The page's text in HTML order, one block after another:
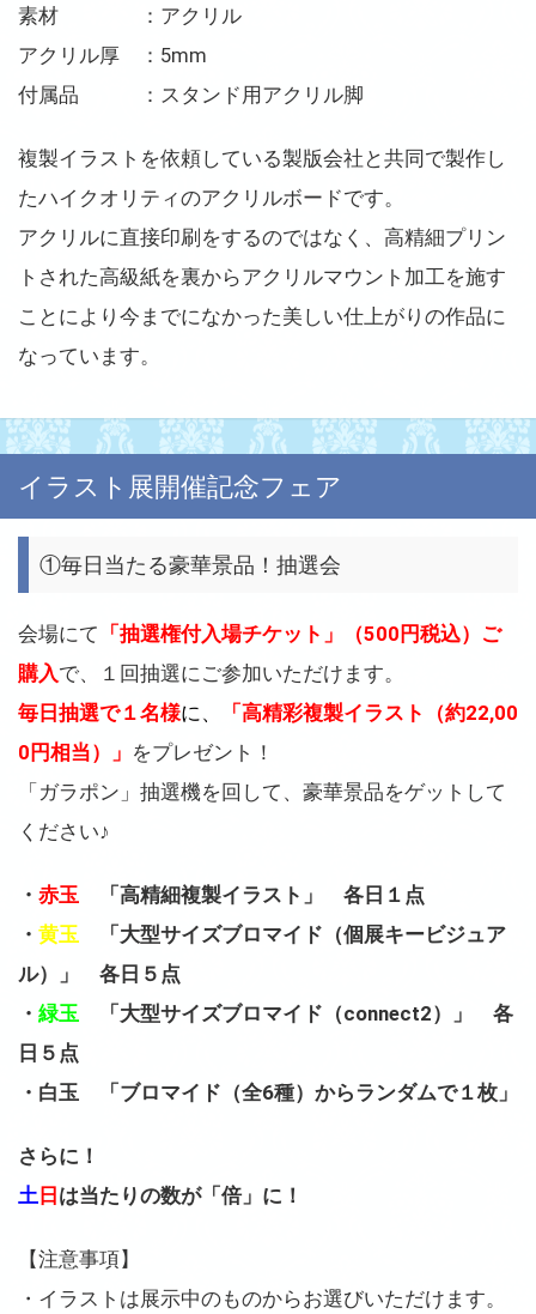
素材 ：アクリル
アクリル厚 ：5mm
付属品 ：スタンド用アクリル脚
複製イラストを依頼している製版会社と共同で製作し
たハイクオリティのアクリルボードです。
アクリルに直接印刷をするのではなく、高精細プリン
トされた高級紙を裏からアクリルマウント加工を施す
ことにより今までになかった美しい仕上がりの作品に
なっています。
イラスト展開催記念フェア
①毎日当たる豪華景品！抽選会
会場にて 「抽選権付入場チケット」（500円税込）ご
購入で、１回抽選にご参加いただけます。
毎日抽選で１名様に、
「高精彩複製イラスト（約22,00
0円相当）」 をプレゼント！
「ガラポン」抽選機を回して、豪華景品をゲットして
ください♪
・ 赤玉 「高精細複製イラスト」 各日１点
・ 黄玉 「大型サイズブロマイド（個展キービジュア
ル）」 各日５点
・ 緑玉 「大型サイズブロマイド（connect2）」 各
日５点
・白玉 「ブロマイド（全6種）からランダムで１枚」
さらに！
土 日 は当たりの数が「倍」に！
【注意事項】
・イラストは展示中のものからお選びいただけます。